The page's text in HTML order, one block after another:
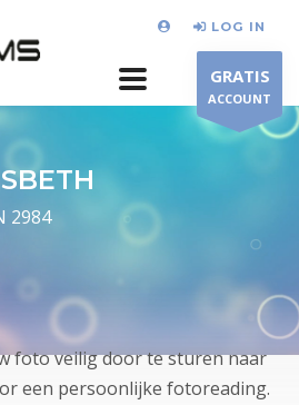
LOG IN
GRATIS
ACCOUNT
2984
foto veilig door te sturen naar
een persoonlijke fotoreading.